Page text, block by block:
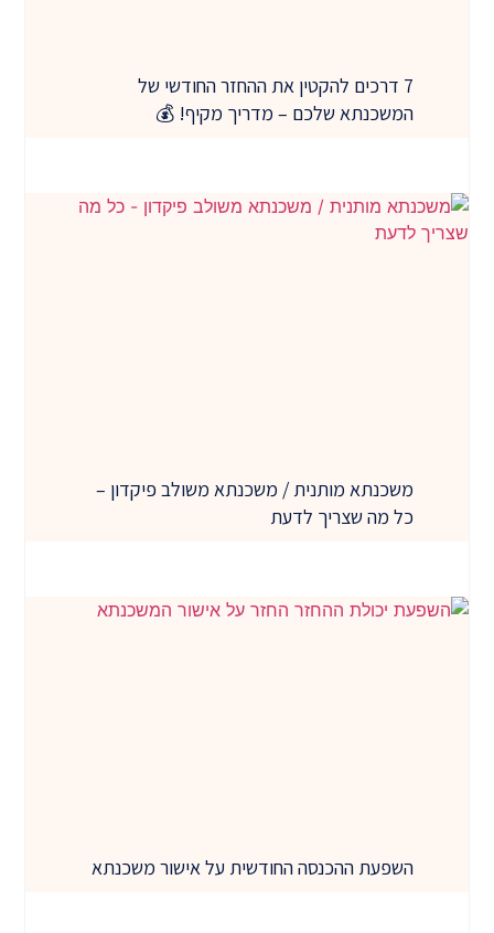
7 דרכים להקטין את ההחזר החודשי של
המשכנתא שלכם – מדריך מקיף! 💰
משכנתא מותנית / משכנתא משולב פיקדון –
כל מה שצריך לדעת
השפעת ההכנסה החודשית על אישור משכנתא